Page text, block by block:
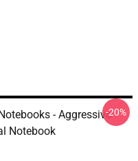
- Aggressivo
Notebook
-20%